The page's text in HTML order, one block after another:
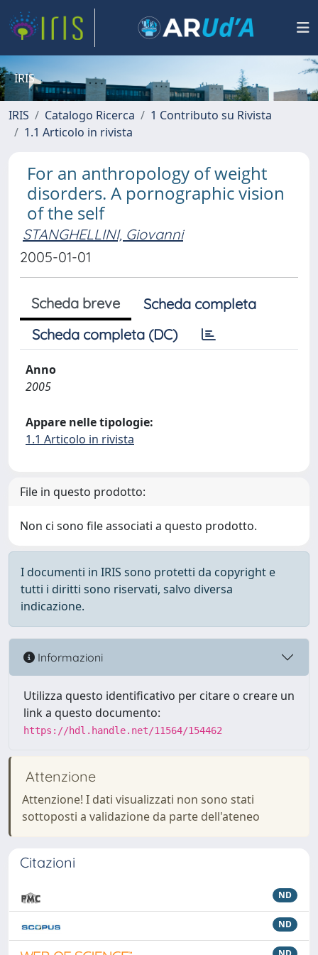
IRIS
IRIS Catalogo Ricerca
1 Contributo su Rivista
1.1 Articolo in rivista
For an anthropology of weight
disorders. A pornographic vision
of the self
STANGHELLINI, Giovanni
2005-01-01
Scheda breve
Scheda completa
Scheda completa (DC)
Anno
2005
Appare nelle tipologie:
1.1 Articolo in rivista
File in questo prodotto:
Non ci sono file associati a questo prodotto.
I documenti in IRIS sono protetti da copyright e
tutti i diritti sono riservati, salvo diversa
indicazione.
Informazioni
Utilizza questo identificativo per citare o creare un
link a questo documento:
https://hdl.handle.net/11564/154462
Attenzione
Attenzione! I dati visualizzati non sono stati
sottoposti a validazione da parte dell'ateneo
Citazioni
ND
ND